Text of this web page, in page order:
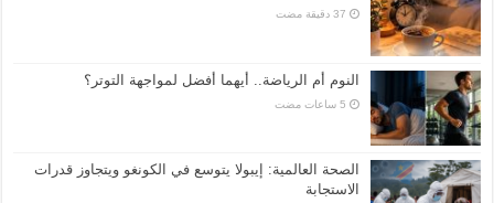
النوم أم الرياضة.. أيهما أفضل لمواجهة التوتر؟
الصحة العالمية: إيبولا يتوسع في الكونغو ويتجاوز قدرات
الاستجابة